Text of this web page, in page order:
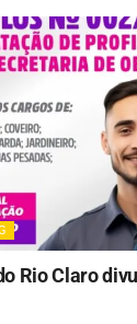
Rio Claro